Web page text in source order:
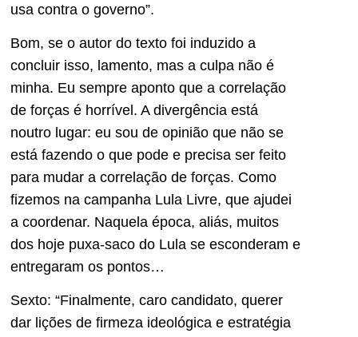
usa contra o governo”.
Bom, se o autor do texto foi induzido a
concluir isso, lamento, mas a culpa não é
minha. Eu sempre aponto que a correlação
de forças é horrível. A divergência está
noutro lugar: eu sou de opinião que não se
está fazendo o que pode e precisa ser feito
para mudar a correlação de forças. Como
fizemos na campanha Lula Livre, que ajudei
a coordenar. Naquela época, aliás, muitos
dos hoje puxa-saco do Lula se esconderam e
entregaram os pontos…
Sexto: “Finalmente, caro candidato, querer
dar lições de firmeza ideológica e estratégia